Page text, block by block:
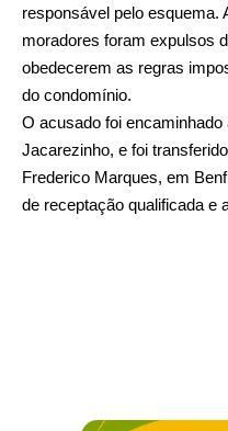
responsável pelo esquema.
moradores foram expulsos
obedecerem as regras
do condomínio.
O acusado foi
Jacarezinho, e foi
Frederico Marques, em
de receptação qualificada e